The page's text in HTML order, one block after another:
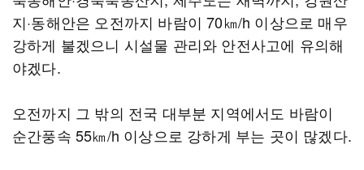
지·동해안은 오전까지 바람이 70㎞/h 이상으로 매우
강하게 불겠으니 시설물 관리와 안전사고에 유의해
야겠다.
오전까지 그 밖의 전국 대부분 지역에서도 바람이
순간풍속 55㎞/h 이상으로 강하게 부는 곳이 많겠다.